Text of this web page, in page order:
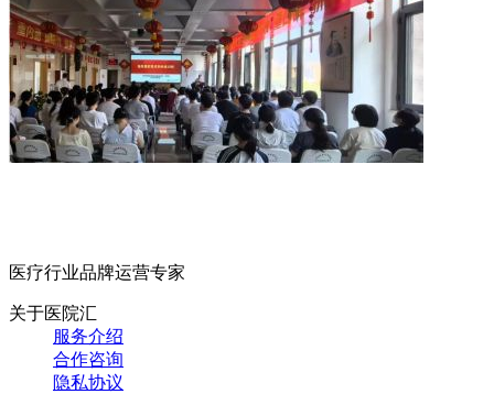
医疗行业品牌运营专家
关于医院汇
服务介绍
合作咨询
隐私协议